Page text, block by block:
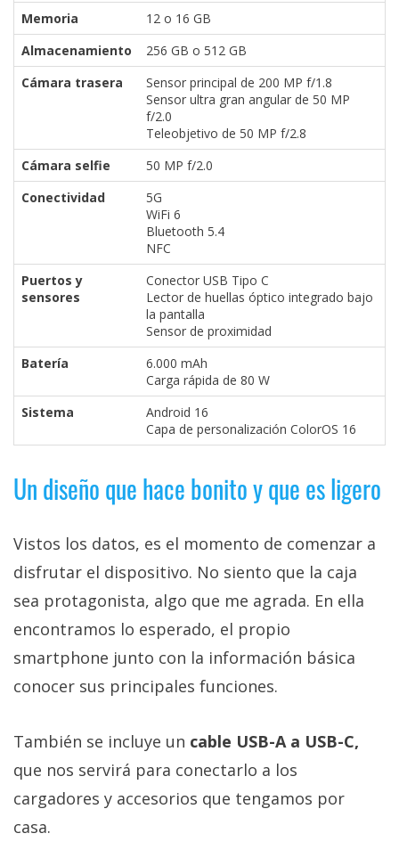
Memoria
12 o 16 GB
Almacenamiento
256 GB o 512 GB
Cámara trasera
Sensor principal de 200 MP f/1.8
Sensor ultra gran angular de 50 MP
f/2.0
Teleobjetivo de 50 MP f/2.8
Cámara selfie
50 MP f/2.0
Conectividad
5G
WiFi 6
Bluetooth 5.4
NFC
Puertos y
sensores
Conector USB Tipo C
Lector de huellas óptico integrado bajo
la pantalla
Sensor de proximidad
Batería
6.000 mAh
Carga rápida de 80 W
Sistema
Android 16
Capa de personalización ColorOS 16
Un diseño que hace bonito y que es ligero
Vistos los datos, es el momento de comenzar a
disfrutar el dispositivo. No siento que la caja
sea protagonista, algo que me agrada. En ella
encontramos lo esperado, el propio
smartphone junto con la información básica
conocer sus principales funciones.
También se incluye un cable USB-A a USB-C,
que nos servirá para conectarlo a los
cargadores y accesorios que tengamos por
casa.